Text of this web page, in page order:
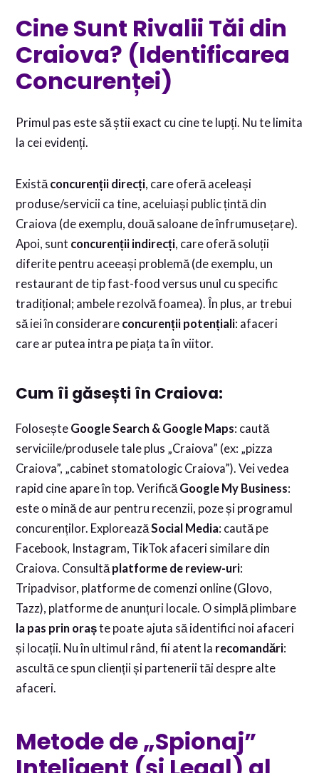
Cine Sunt Rivalii Tăi din
Craiova? (Identificarea
Concurenței)
Primul pas este să știi exact cu cine te lupți. Nu te limita
la cei evidenți.
Există concurenții direcți, care oferă aceleași
produse/servicii ca tine, aceluiași public țintă din
Craiova (de exemplu, două saloane de înfrumusețare).
Apoi, sunt concurenții indirecți, care oferă soluții
diferite pentru aceeași problemă (de exemplu, un
restaurant de tip fast-food versus unul cu specific
tradițional; ambele rezolvă foamea). În plus, ar trebui
să iei în considerare concurenții potențiali: afaceri
care ar putea intra pe piața ta în viitor.
Cum îi găsești în Craiova:
Folosește Google Search & Google Maps: caută
serviciile/produsele tale plus „Craiova” (ex: „pizza
Craiova”, „cabinet stomatologic Craiova”). Vei vedea
rapid cine apare în top. Verifică Google My Business:
este o mină de aur pentru recenzii, poze și programul
concurenților. ExploreazăSocial Media: caută pe
Facebook, Instagram, TikTok afaceri similare din
Craiova. Consultă platforme de review-uri:
Tripadvisor, platforme de comenzi online (Glovo,
Tazz), platforme de anunțuri locale. O simplă plimbare
la pas prin oraște poate ajuta să identifici noi afaceri
și locații. Nu în ultimul rând, fii atent la recomandări:
ascultă ce spun clienții și partenerii tăi despre alte
afaceri.
Metode de „Spionaj”